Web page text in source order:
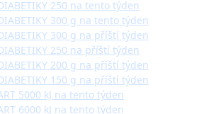
250 na tento týden
300 g na tento týden
300 g na příští týden
250 na příští týden
200 g na příští týden
150 g na příští týden
5000 kJ na tento týden
6000 kJ na tento týden